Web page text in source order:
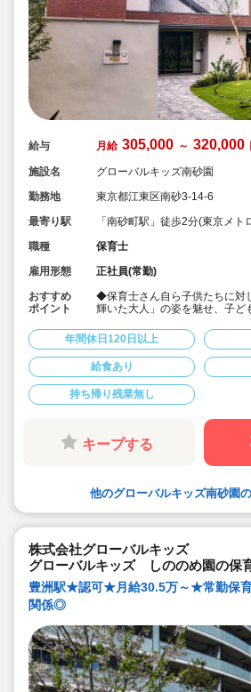
給与 月給 305,000 ～ 320,000
施設名
グローバルキッズ南砂園
勤務地
東京都江東区南砂3-14-6
最寄り駅
「南砂町駅」徒歩2分(東京メト
職種
保育士
雇用形態
正社員(常勤)
おすすめ
ポイント
◆保育士さん自ら子供たちに対
輝いた大人」の姿を魅せ、子ど
◆年間休日125日以上！
◆子育て期間中は時短勤務OK
◆半日有給OKで子育て中の方
◆会社独自の休暇制度がありま
わずノビノビと働きやすい環境
◆宿舎借上げ制度利用可能です！
◆職員間の人間関係を大事にし
新しい仲間も皆でサポート。
染めるか不安な方ブランク空け
リアチェンジの方！どんな方で
いながら保育をする環境です
能です！
す！
◆充実の福利厚生、海外研修な
成長し続けられる環境が整って
年間休日120日以上
給食あり
持ち帰り残業無し
キープする
他のグローバルキッズ南砂園
株式会社グローバルキッズ
グローバルキッズ しののめ園の保
豊洲駅★認可★月給30.5万～★常勤保
関係◎